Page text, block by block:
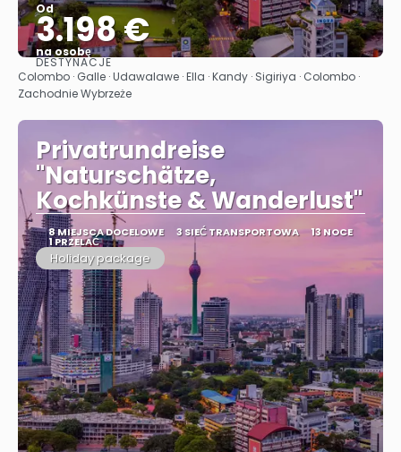
Od
3.198 €
na osobę
Zobacz
DESTYNACJE
Colombo · Galle · Udawalawe · Ella · Kandy · Sigiriya · Colombo ·
Zachodnie Wybrzeże
Privatrundreise
"Naturschätze,
Kochkünste & Wanderlust"
8 MIEJSCA DOCELOWE 3 SIEĆ TRANSPORTOWA 13 NOCE
1 PRZELAĆ
Holiday package